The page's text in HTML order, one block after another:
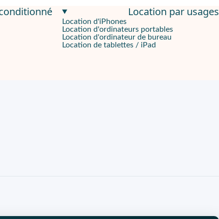
les journées rythmées, même hors des murs.
comme consulter une fiche client ou valider une
Location par usages
Location d'iPhones
Location d'ordinateurs portables
Location d'ordinateur de bureau
Location de tablettes / iPad